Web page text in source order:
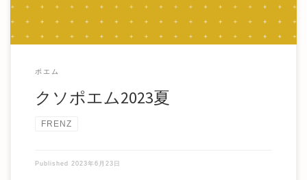
ポエム
クソポエム2023夏
FRENZ
Published 2023年6月23日